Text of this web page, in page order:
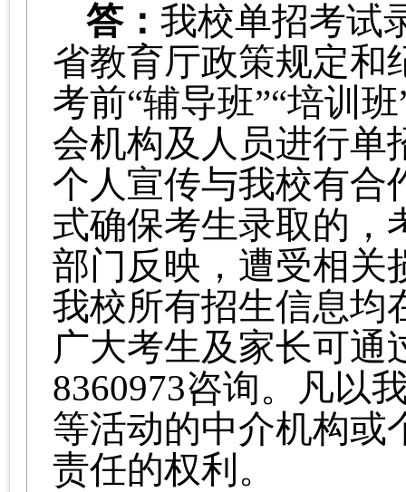
答： 我校单招考试
省教育厅政策规定和
考前“辅导班”“培训
会机构及人员进行单
个人宣传与我校有合
式确保考生录取的，
部门反映，遭受相关
我校所有招生信息均
广大考生及家长可通
8360973咨询。凡以
等活动的中介机构或
责任的权利。